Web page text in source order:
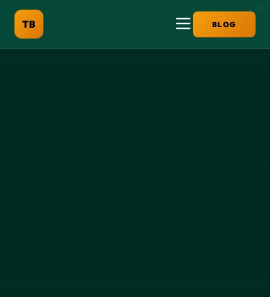
TB BLOG